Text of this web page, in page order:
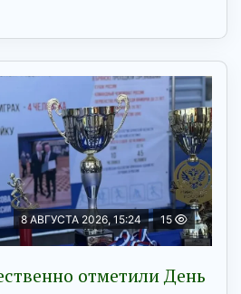
8 АВГУСТА 2026, 15:24 15
отметили День